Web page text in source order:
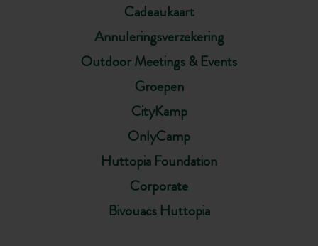
Cadeaukaart
Annuleringsverzekering
Outdoor Meetings & Events
Groepen
CityKamp
OnlyCamp
Huttopia Foundation
Corporate
Bivouacs Huttopia